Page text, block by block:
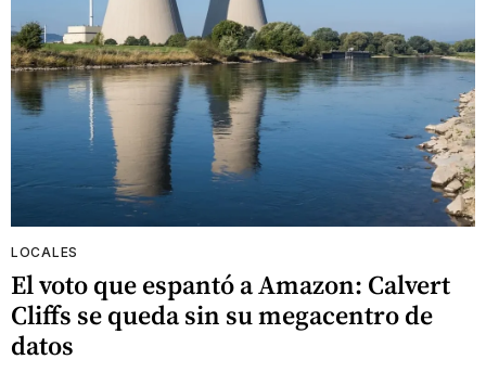
LOCALES
El voto que espantó a Amazon: Calvert
Cliffs se queda sin su megacentro de
datos